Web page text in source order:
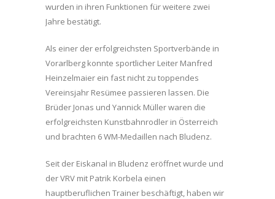
wurden in ihren Funktionen für weitere zwei
Jahre bestätigt.
Als einer der erfolgreichsten Sportverbände in
Vorarlberg konnte sportlicher Leiter Manfred
Heinzelmaier ein fast nicht zu toppendes
Vereinsjahr Resümee passieren lassen. Die
Brüder Jonas und Yannick Müller waren die
erfolgreichsten Kunstbahnrodler in Österreich
und brachten 6 WM-Medaillen nach Bludenz.
Seit der Eiskanal in Bludenz eröffnet wurde und
der VRV mit Patrik Korbela einen
hauptberuflichen Trainer beschäftigt, haben wir